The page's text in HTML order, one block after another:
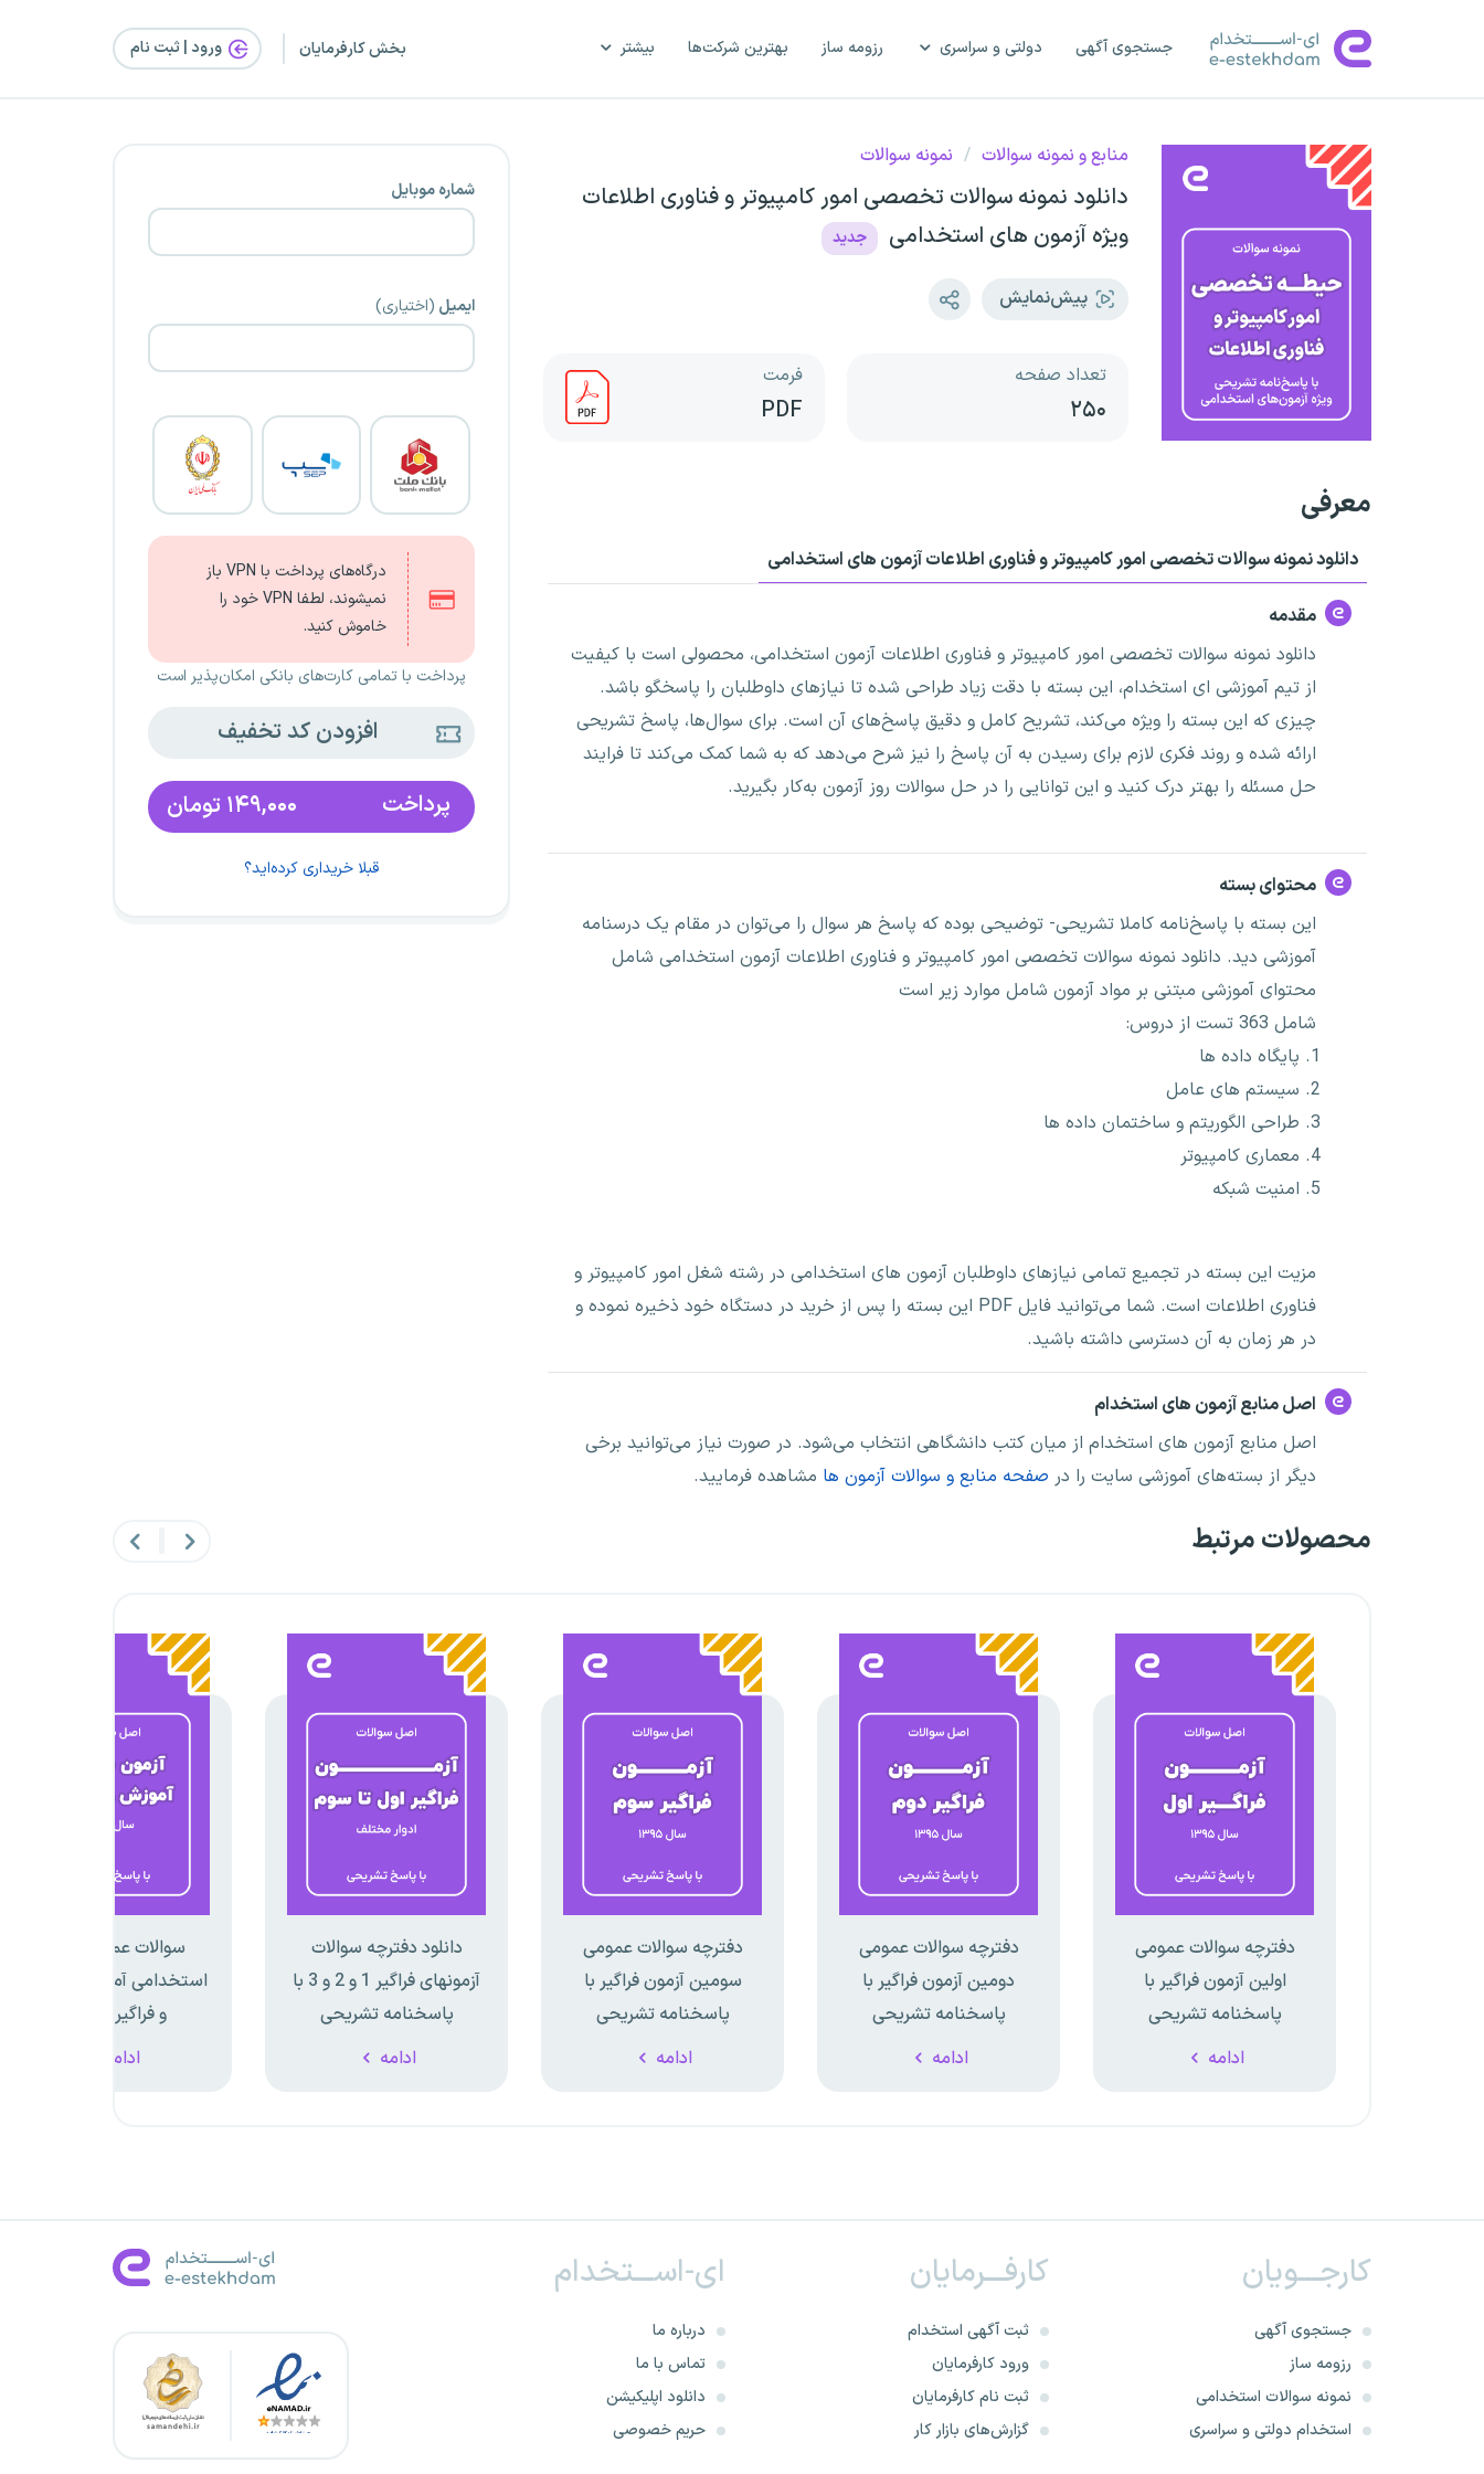
جستجوی آگهی دولتی و سراسری رزومه ساز بهترین شرکت‌ها بیشتر بخش کارفرمایان ورود | ثبت‌ نام
منابع و نمونه سوالات / نمونه سوالات
دانلود نمونه سوالات تخصصی امور کامپیوتر و فناوری اطلاعات
ویژه آزمون های استخدامی
جدید
پیش‌نمایش
تعداد صفحه
۲۵۰
فرمت
PDF
معرفی
دانلود نمونه سوالات تخصصی امور کامپیوتر و فناوری اطلاعات آزمون های استخدامی
مقدمه
دانلود نمونه سوالات تخصصی امور کامپیوتر و فناوری اطلاعات آزمون استخدامی، محصولی است با کیفیت
از تیم آموزشی ای استخدام، این بسته با دقت زیاد طراحی شده تا نیازهای داوطلبان را پاسخگو باشد.
چیزی که این بسته را ویژه می‌کند، تشریح کامل و دقیق پاسخ‌های آن است. برای سوال‌ها، پاسخ تشریحی
ارائه شده و روند فکری لازم برای رسیدن به آن پاسخ را نیز شرح می‌دهد که به شما کمک می‌کند تا فرایند
حل مسئله را بهتر درک کنید و این توانایی را در حل سوالات روز آزمون به‌کار بگیرید.
محتوای بسته
این بسته با پاسخ‌نامه کاملا تشریحی- توضیحی بوده که پاسخ هر سوال را می‌توان در مقام یک درسنامه
آموزشی دید. دانلود نمونه سوالات تخصصی امور کامپیوتر و فناوری اطلاعات آزمون استخدامی شامل
محتوای آموزشی مبتنی بر مواد آزمون شامل موارد زیر است
شامل 363 تست از دروس:
پایگاه داده ها
سیستم های عامل
طراحی الگوریتم و ساختمان داده ها
معماری کامپیوتر
امنیت شبکه
مزیت این بسته در تجمیع تمامی نیازهای داوطلبان آزمون های استخدامی در رشته شغل امور کامپیوتر و
فناوری اطلاعات است. شما می‌توانید فایل PDF این بسته را پس از خرید در دستگاه خود ذخیره نموده و
در هر زمان به آن دسترسی داشته باشید.
اصل منابع آزمون های استخدام
اصل منابع آزمون های استخدام از میان کتب دانشگاهی انتخاب می‌شود. در صورت نیاز می‌توانید برخی
دیگر از بسته‌های آموزشی سایت را در صفحه منابع و سوالات آزمون ها مشاهده فرمایید.
شماره موبایل
ایمیل (اختیاری)
درگاه‌های پرداخت با VPN باز
نمیشوند، لطفا VPN خود را
خاموش کنید.
پرداخت با تمامی کارت‌های بانکی امکان‌پذیر است
افزودن کد تخفیف
پرداخت ۱۴۹,۰۰۰ تومان
قبلا خریداری کرده‌اید؟
محصولات مرتبط
دفترچه سوالات عمومی
اولین آزمون فراگیر با
پاسخنامه تشریحی
ادامه
دفترچه سوالات عمومی
دومین آزمون فراگیر با
پاسخنامه تشریحی
ادامه
دفترچه سوالات عمومی
سومین آزمون فراگیر با
پاسخنامه تشریحی
ادامه
دانلود دفترچه سوالات
آزمونهای فراگیر 1 و 2 و 3 با
پاسخنامه تشریحی
ادامه
سوالات عمومی آزمون
استخدامی آموزش و پرورش
و فراگیر سال 97
ادامه
کارجـــویان
جستجوی آگهی
رزومه ساز
نمونه سوالات استخدامی
استخدام دولتی و سراسری
کارفـــرمایان
ثبت آگهی استخدام
ورود کارفرمایان
ثبت نام کارفرمایان
گزارش‌های بازار کار
ای-اســـتخدام
درباره ما
تماس با ما
دانلود اپلیکیشن
حریم خصوصی